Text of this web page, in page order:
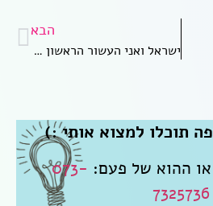
הבא
ישראל ואני העשור הראשון – מסע ציוני בזמן
תוכלו למצוא אותי :)
או ההוא של פעם: 073-
7325736